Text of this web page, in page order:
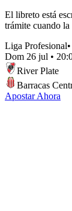
El libreto está
trámite cuando
Liga Profesional•
Dom 26 jul •
River Plate
Barracas
Apostar Ahora